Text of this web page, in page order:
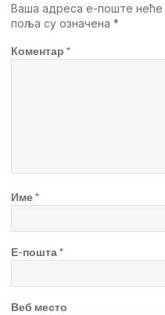
Ваша адреса е-поште неће
поља су означена *
Коментар *
Име*
Е-пошта*
Веб место